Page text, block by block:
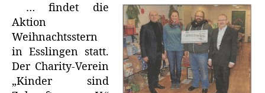
… findet die
Aktion
Weihnachtsstern
in Esslingen statt.
Der Charity-Verein
„Kinder sind